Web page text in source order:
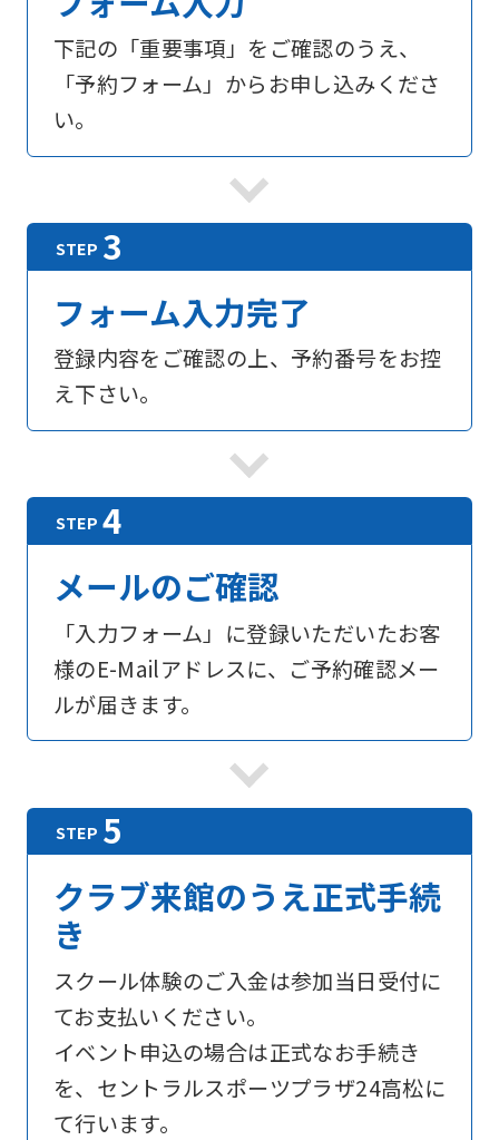
下記の「重要事項」をご確認のうえ、
「予約フォーム」からお申し込みくださ
い。
フォーム入力完了
登録内容をご確認の上、予約番号をお控
え下さい。
メールのご確認
「入力フォーム」に登録いただいたお客
様のE-Mailアドレスに、ご予約確認メー
ルが届きます。
クラブ来館のうえ正式手続
き
スクール体験のご入金は参加当日受付に
てお支払いください。
イベント申込の場合は正式なお手続き
を、セントラルスポーツプラザ24高松に
て行います。